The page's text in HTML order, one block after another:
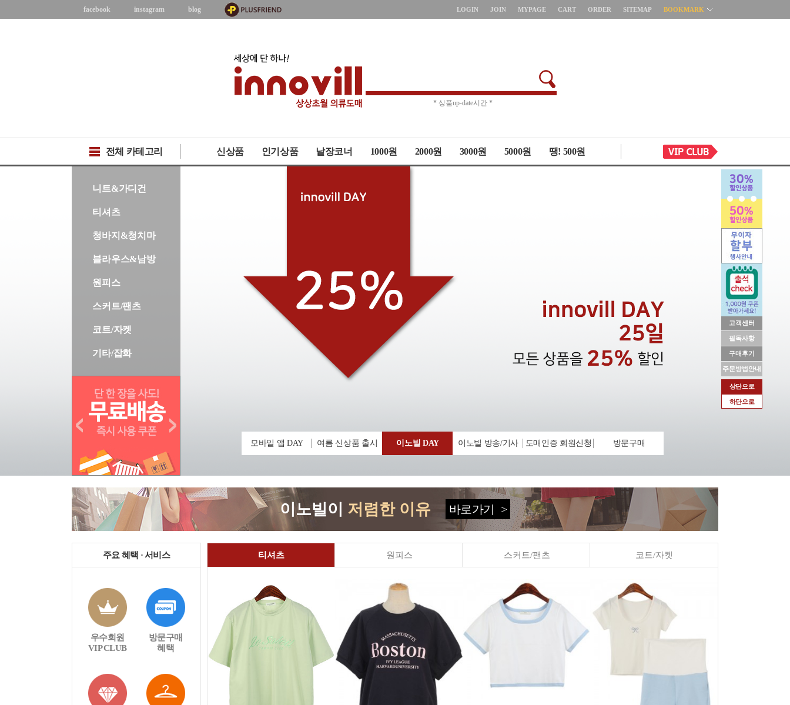
고객센터
필독사항
구매후기
주문방법안내
상단으로
하단으로
facebook instagram blog LOGIN JOIN MYPAGE CART ORDER SITEMAP BOOKMARK
* 주문취소 제한 *
전체 카테고리 신상품 인기상품 낱장코너 1000원 2000원 3000원 5000원 땡! 500원
니트&가디건
티셔츠
청바지&청치마
블라우스&남방
원피스
스커트/팬츠
코트/자켓
기타/잡화
모바일 앱 DAY 여름 신상품 출시 이노빌 DAY 이노빌 방송/기사 도매인증 회원신청 방문구매
이노빌이 저렴한 이유 바로가기 >
주요 혜택 · 서비스
우수회원
VIP CLUB
방문구매
혜택
티셔츠 원피스 스커트/팬츠 코트/자켓